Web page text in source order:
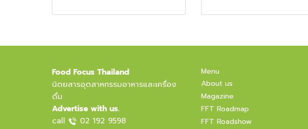
Food Focus Thailand
นิตยสารอุตสาหกรรมอาหารและเครื่อง
ดื่ม
Advertise with us.
call
02 192 9598
Menu
About us
Magazine
FFT Roadmap
FFT Roadshow